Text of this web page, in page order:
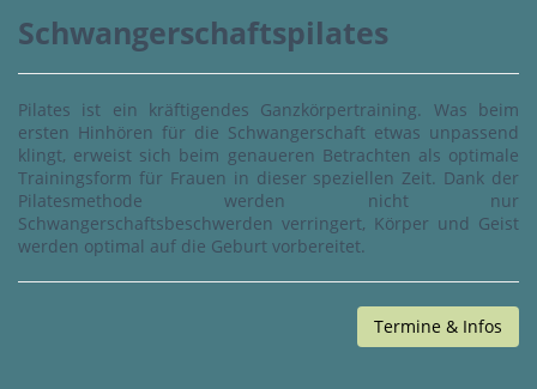
Schwangerschaftspilates
Pilates ist ein kräftigendes Ganzkörpertraining. Was beim
ersten Hinhören für die Schwangerschaft etwas unpassend
klingt, erweist sich beim genaueren Betrachten als optimale
Trainingsform für Frauen in dieser speziellen Zeit. Dank der
Pilatesmethode werden nicht nur
Schwangerschaftsbeschwerden verringert, Körper und Geist
werden optimal auf die Geburt vorbereitet.
Termine & Infos